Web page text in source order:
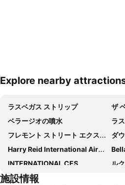
地図を拡大
Explore nearby
ラスベガス ストリップ
ザ
ベラージオの噴水
ラス
フレモント ストリート エクスペリエンス
ダ
Harry Reid International Airport
INTERNATIONAL CES
ル
トレジャー島
施設情報